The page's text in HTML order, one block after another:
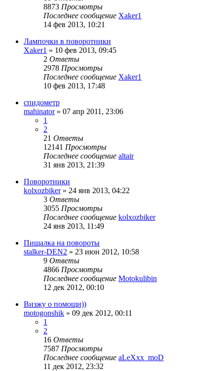
8873 Просмотры
Последнее сообщение Xaker1
14 фев 2013, 10:21
Лампочки в поворотники
Xaker1 » 10 фев 2013, 09:45
2 Ответы
2978 Просмотры
Последнее сообщение Xaker1
10 фев 2013, 17:48
спидометр
mahinator» 07 апр 2011, 23:06
1
2
21 Ответы
12141 Просмотры
Последнее сообщение altair
31 янв 2013, 21:39
Поворотники
kolxozbiker» 24 янв 2013, 04:22
3 Ответы
3055 Просмотры
Последнее сообщение kolxozbiker
24 янв 2013, 11:49
Пищалка на повороты
stalker-DEN2 » 23 июн 2012, 10:58
9 Ответы
4866 Просмотры
Последнее сообщение Motokulibin
12 дек 2012, 00:10
Визжу о помощи))
motogonshik » 09 дек 2012, 00:11
1
2
16 Ответы
7587 Просмотры
Последнее сообщение aLeXxx_moD
11 дек 2012, 23:32